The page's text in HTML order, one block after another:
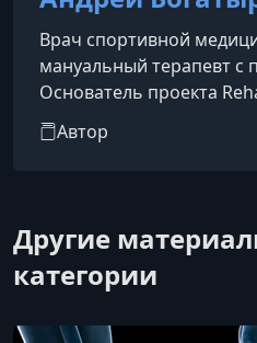
Врач спортивной
мануальный терапевт с
Основатель проекта
платформы,
клиническую практику в
Руководитель службы
специализирующейся на
после травм и
международных
Автор
Другие
категории